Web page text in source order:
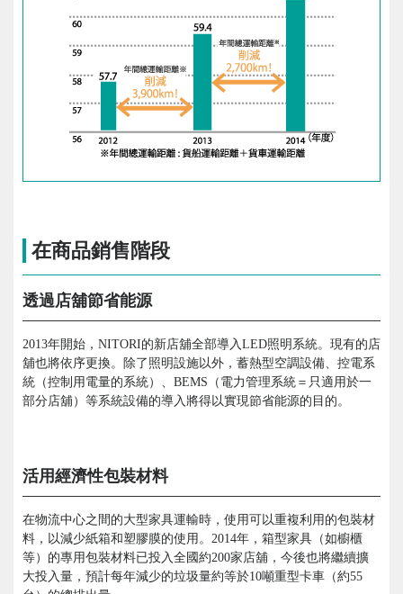
在商品銷售階段
透過店舖節省能源
2013年開始，NITORI的新店舖全部導入LED照明系統。現有的店
舖也將依序更換。除了照明設施以外，蓄熱型空調設備、控電系
統（控制用電量的系統）、BEMS（電力管理系統＝只適用於一
部分店舖）等系統設備的導入將得以實現節省能源的目的。
活用經濟性包裝材料
在物流中心之間的大型家具運輸時，使用可以重複利用的包裝材
料，以減少紙箱和塑膠膜的使用。2014年，箱型家具（如櫥櫃
等）的專用包裝材料已投入全國約200家店舖，今後也將繼續擴
大投入量，預計每年減少的垃圾量約等於10噸重型卡車（約55